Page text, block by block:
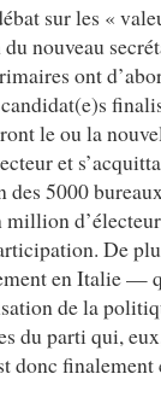
sur les «
nouveau
ont
le ou la
et
des 5000
million
De
en Italie —
de la
du parti qui,
donc